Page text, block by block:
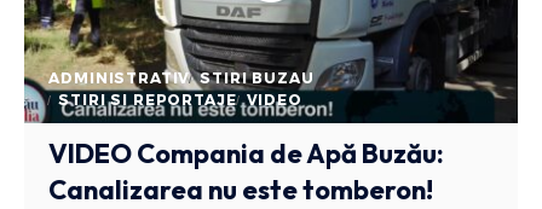
ADMINISTRATIV STIRI BUZAU
STIRI SI REPORTAJE VIDEO
VIDEO Compania de Apă Buzău:
Canalizarea nu este tomberon!